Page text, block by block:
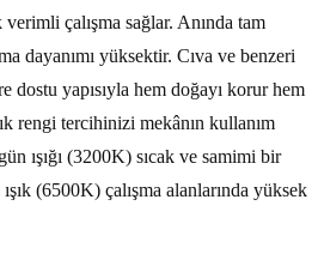
çalışma sağlar. Anında tam
dayanımı yüksektir. Cıva ve benzeri
dostu yapısıyla hem doğayı korur hem
rengi tercihinizi mekânın kullanım
ışığı (3200K) sıcak ve samimi bir
(6500K) çalışma alanlarında yüksek